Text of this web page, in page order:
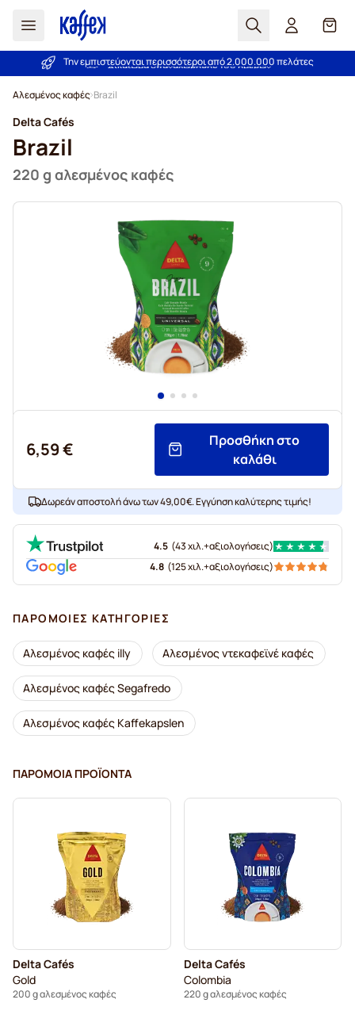
Αναζήτηση
Εγγύηση καλύτερης τιμής!
Την εμπιστεύονται περισσότεροι από 2.000.000 πελάτες
Αλεσμένος καφές Brazil
Delta Cafés
Brazil
220 g αλεσμένος καφές
6,59 €
Προσθήκη στο
καλάθι
Δωρεάν αποστολή άνω των 49,00€. Εγγύηση καλύτερης τιμής!
4.5 (43 χιλ.+αξιολογήσεις)
4.8 (125 χιλ.+αξιολογήσεις)
ΠΑΡΌΜΟΙΕΣ ΚΑΤΗΓΟΡΊΕΣ
Αλεσμένος καφές illy Αλεσμένος ντεκαφεϊνέ καφές
Αλεσμένος καφές Segafredo
Αλεσμένος καφές Kaffekapslen
ΠΑΡΌΜΟΙΑ ΠΡΟΪΌΝΤΑ
Delta Cafés
Gold
200 g αλεσμένος καφές
Delta Cafés
Colombia
220 g αλεσμένος καφές